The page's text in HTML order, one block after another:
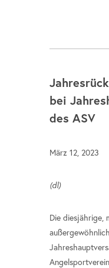
bei
des ASV
März 12, 2023
(dl)
Die diesjährige,